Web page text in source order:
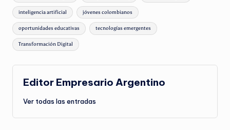
inteligencia artificial jóvenes colombianos
oportunidades educativas tecnologías emergentes
Transformación Digital
Editor Empresario Argentino
Ver todas las entradas